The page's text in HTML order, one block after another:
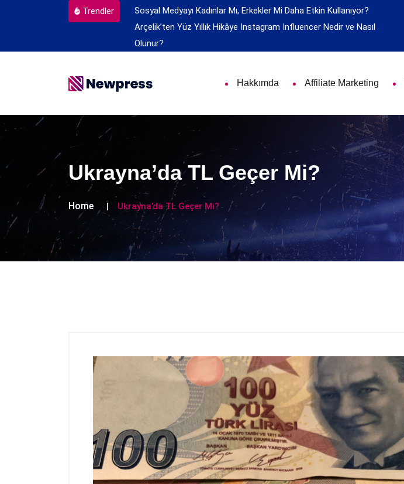
Trendler
Sosyal Medyayı Kadınlar Mı, Erkekler Mi Daha Etkin Kullanıyor?
Arçelik’ten Yüz Yıllık Hikâye Instagram Influencer Nedir ve Nasıl
Olunur?
Hakkımda Affiliate Marketing
Ukrayna’da TL Geçer Mi?
Home Ukrayna’da TL Geçer Mi?